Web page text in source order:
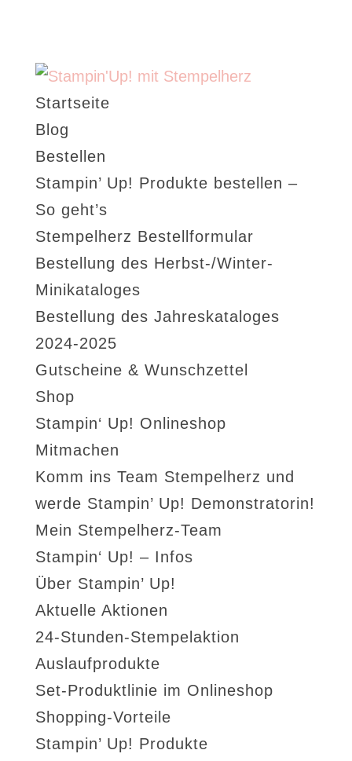
Startseite
Blog
Bestellen
Stampin’ Up! Produkte bestellen –
So geht’s
Stempelherz Bestellformular
Bestellung des Herbst-/Winter-
Minikataloges
Bestellung des Jahreskataloges
2024-2025
Gutscheine & Wunschzettel
Shop
Stampin‘ Up! Onlineshop
Mitmachen
Komm ins Team Stempelherz und
werde Stampin’ Up! Demonstratorin!
Mein Stempelherz-Team
Stampin‘ Up! – Infos
Über Stampin’ Up!
Aktuelle Aktionen
24-Stunden-Stempelaktion
Auslaufprodukte
Set-Produktlinie im Onlineshop
Shopping-Vorteile
Stampin’ Up! Produkte